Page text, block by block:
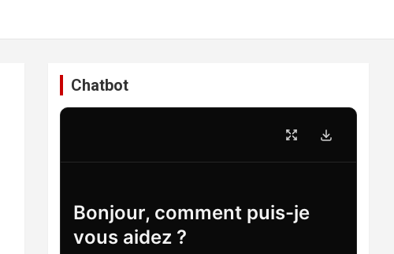
Chatbot
Bonjour, comment puis-je
vous aidez ?